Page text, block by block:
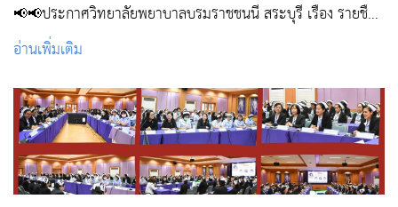
📢📢ประกาศวิทยาลัยพยาบาลบรมราชชนนี สระบุรี เรื่อง รายชื่อผู้
ผ่านการคัดเลือกเป็นพนักงานจ้างเหมาบริการ ตำแหน่ง
บรรณารักษ์
อ่านเพิ่มเติม